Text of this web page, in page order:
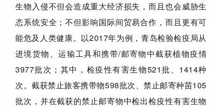
生物入侵不但会造成重大经济损失，而且也会威胁生
态系统安全；不但影响国际间贸易合作，而且更有可
能危及人类健康。以2017年为例，青岛检验检疫局从
进境货物、运输工具和携带/邮寄物中截获植物疫情
3977批次；其中，检疫性有害生物521批、1414种
次。截获禁止旅客携带物598批次、禁止邮寄种苗105
批次，并在截获的禁止邮寄物中检出检疫性有害生物